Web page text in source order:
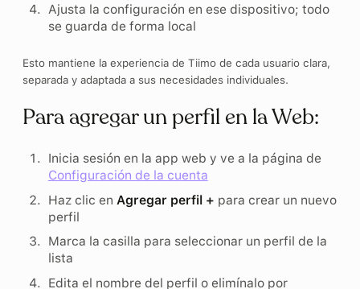
Ajusta la configuración en ese dispositivo; todo
se guarda de forma local
Esto mantiene la experiencia de Tiimo de cada usuario clara,
separada y adaptada a sus necesidades individuales.
Para agregar un perfil en la Web:
Inicia sesión en la app web y ve a la página de
Configuración de la cuenta
Haz clic en Agregar perfil + para crear un nuevo
perfil
Marca la casilla para seleccionar un perfil de la
lista
Edita el nombre del perfil o elimínalo por